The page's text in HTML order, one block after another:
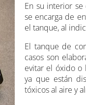
En su interior se
se encarga de
el tanque, al
El tanque de
casos son
evitar el óxido o
ya que están
tóxicos al aire y